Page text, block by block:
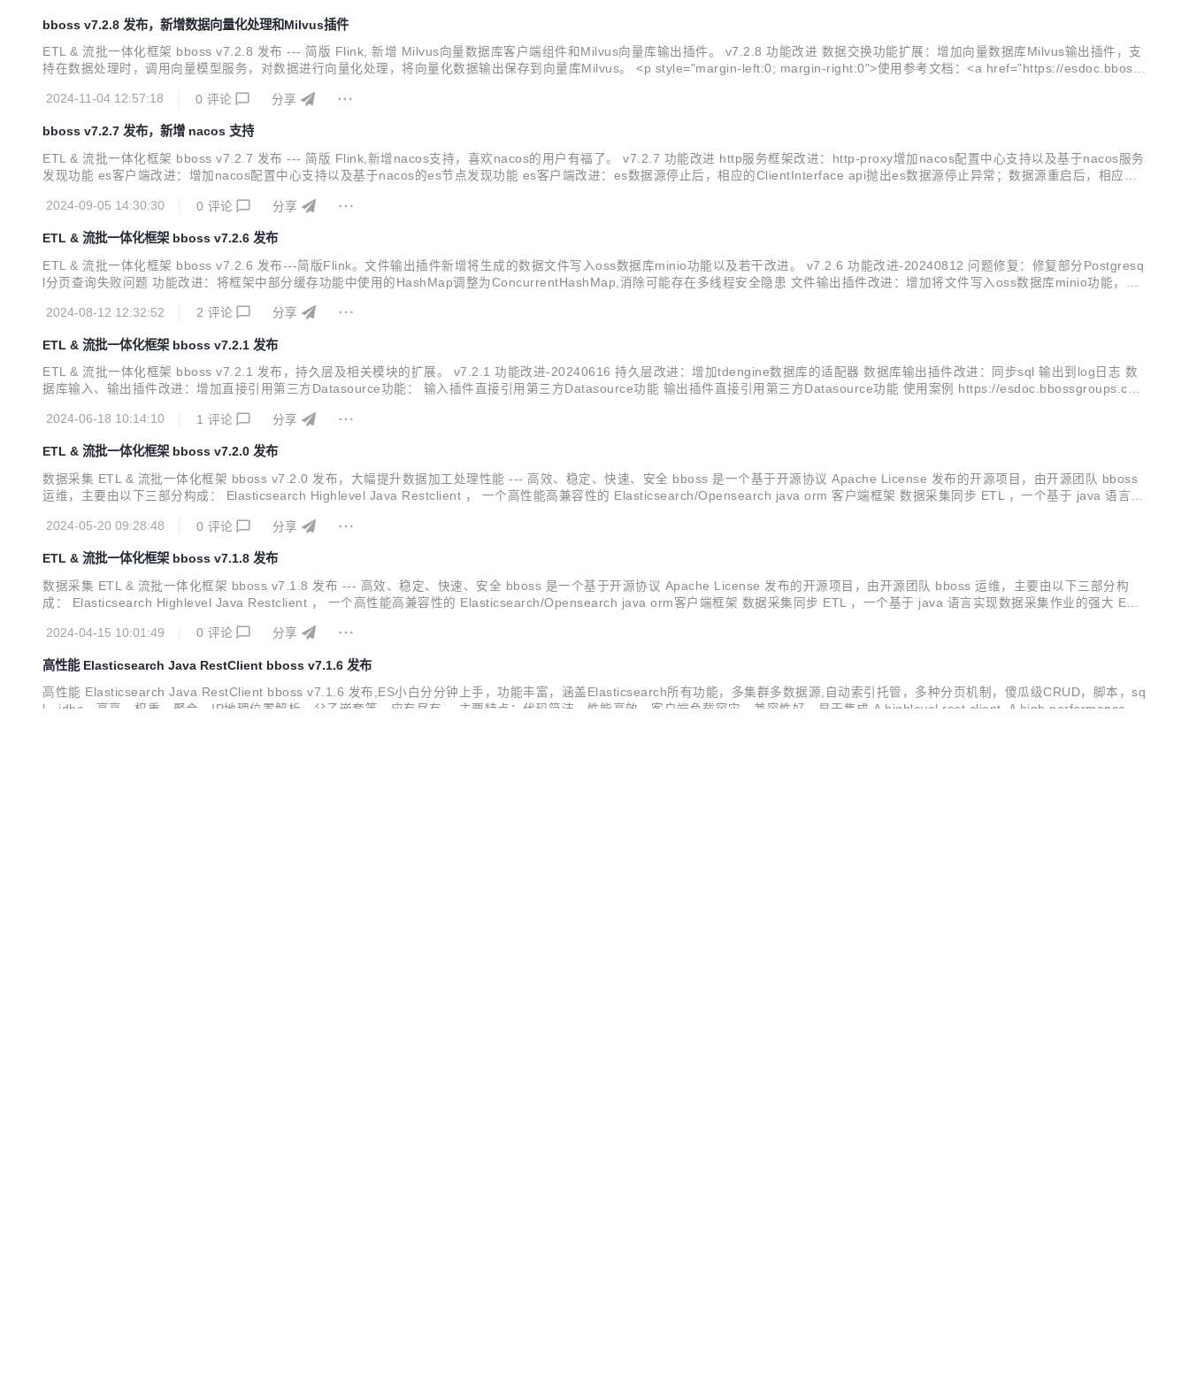
bboss v7.2.8 发布，新增数据向量化处理和Milvus插件
ETL & 流批一体化框架 bboss v7.2.8 发布 --- 简版 Flink, 新增 Milvus向量数据库客户端组件和Milvus向量库输出插件。 v7.2.8 功能改进 数据交换功能扩展：增加向量数据库Milvus输出插件，支
持在数据处理时，调用向量模型服务，对数据进行向量化处理，将向量化数据输出保存到向量库Milvus。 <p style="margin-left:0; margin-right:0">使用参考文档：<a href="https://esdoc.bboss
2024-11-04 12:57:18
0 评论 分享
bboss v7.2.7 发布，新增 nacos 支持
ETL & 流批一体化框架 bboss v7.2.7 发布 --- 简版 Flink,新增nacos支持，喜欢nacos的用户有福了。 v7.2.7 功能改进 http服务框架改进：http-proxy增加nacos配置中心支持以及基于nacos服务
发现功能 es客户端改进：增加nacos配置中心支持以及基于nacos的es节点发现功能 es客户端改进：es数据源停止后，相应的ClientInterface api抛出es数据源停止异常；数据源重启后，相应的C
2024-09-05 14:30:30
0 评论 分享
ETL & 流批一体化框架 bboss v7.2.6 发布
ETL & 流批一体化框架 bboss v7.2.6 发布---简版Flink。文件输出插件新增将生成的数据文件写入oss数据库minio功能以及若干改进。 v7.2.6 功能改进-20240812 问题修复：修复部分Postgresq
l分页查询失败问题 功能改进：将框架中部分缓存功能中使用的HashMap调整为ConcurrentHashMap,消除可能存在多线程安全隐患 文件输出插件改进：增加将文件写入oss数据库minio功能，使
2024-08-12 12:32:52
2 评论 分享
ETL & 流批一体化框架 bboss v7.2.1 发布
ETL & 流批一体化框架 bboss v7.2.1 发布，持久层及相关模块的扩展。 v7.2.1 功能改进-20240616 持久层改进：增加tdengine数据库的适配器 数据库输出插件改进：同步sql 输出到log日志 数
据库输入、输出插件改进：增加直接引用第三方Datasource功能： 输入插件直接引用第三方Datasource功能 输出插件直接引用第三方Datasource功能 使用案例 https://esdoc.bbossgroups.co
2024-06-18 10:14:10
1 评论 分享
ETL & 流批一体化框架 bboss v7.2.0 发布
数据采集 ETL & 流批一体化框架 bboss v7.2.0 发布，大幅提升数据加工处理性能 --- 高效、稳定、快速、安全 bboss 是一个基于开源协议 Apache License 发布的开源项目，由开源团队 bboss
运维，主要由以下三部分构成： Elasticsearch Highlevel Java Restclient ， 一个高性能高兼容性的 Elasticsearch/Opensearch java orm 客户端框架 数据采集同步 ETL ，一个基于 java 语言实
2024-05-20 09:28:48
0 评论 分享
ETL & 流批一体化框架 bboss v7.1.8 发布
数据采集 ETL & 流批一体化框架 bboss v7.1.8 发布 --- 高效、稳定、快速、安全 bboss 是一个基于开源协议 Apache License 发布的开源项目，由开源团队 bboss 运维，主要由以下三部分构
成： Elasticsearch Highlevel Java Restclient ， 一个高性能高兼容性的 Elasticsearch/Opensearch java orm客户端框架 数据采集同步 ETL ，一个基于 java 语言实现数据采集作业的强大 ETL
2024-04-15 10:01:49
0 评论 分享
高性能 Elasticsearch Java RestClient bboss v7.1.6 发布
高性能 Elasticsearch Java RestClient bboss v7.1.6 发布,ES小白分分钟上手，功能丰富，涵盖Elasticsearch所有功能，多集群多数据源,自动索引托管，多种分页机制，傻瓜级CRUD，脚本，sq
l，jdbc，高亮，权重，聚合，IP地理位置解析，父子嵌套等，应有尽有。 主要特点：代码简洁，性能高效，客户端负载容灾，兼容性好，易于集成 A highlevel rest client. A high performence o/r